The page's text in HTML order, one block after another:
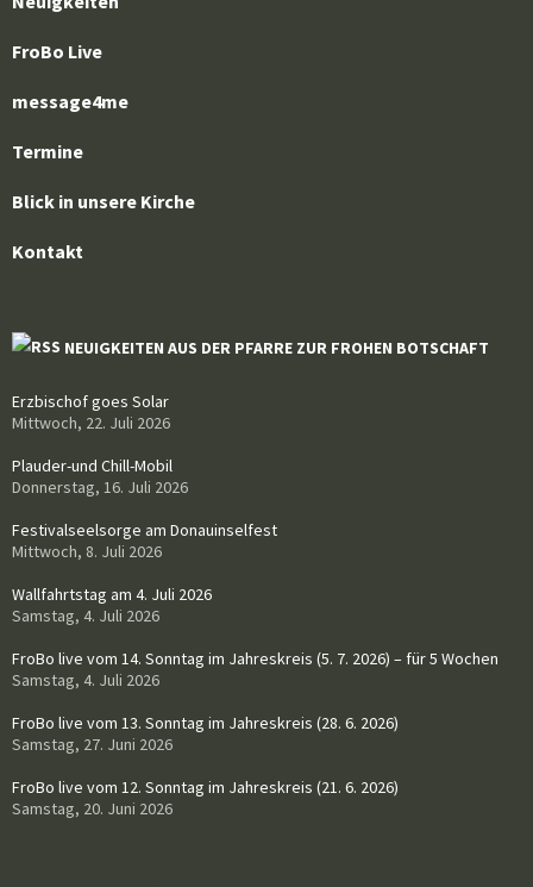
FroBo Live
message4me
Termine
Blick in unsere Kirche
Kontakt
NEUIGKEITEN AUS DER PFARRE ZUR FROHEN BOTSCHAFT
Erzbischof goes Solar
Mittwoch, 22. Juli 2026
Plauder-und Chill-Mobil
Donnerstag, 16. Juli 2026
Festivalseelsorge am Donauinselfest
Mittwoch, 8. Juli 2026
Wallfahrtstag am 4. Juli 2026
Samstag, 4. Juli 2026
FroBo live vom 14. Sonntag im Jahreskreis (5. 7. 2026) – für 5 Wochen
Samstag, 4. Juli 2026
FroBo live vom 13. Sonntag im Jahreskreis (28. 6. 2026)
Samstag, 27. Juni 2026
FroBo live vom 12. Sonntag im Jahreskreis (21. 6. 2026)
Samstag, 20. Juni 2026